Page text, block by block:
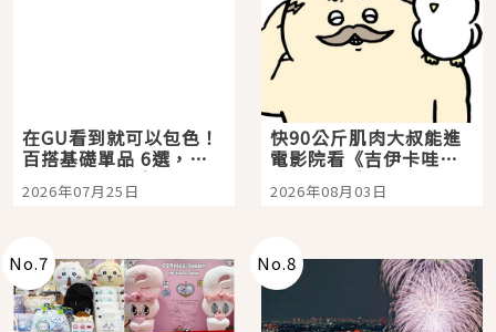
在GU看到就可以包色！
百搭基礎單品 6選，閉
眼全收也不心疼
2026年07月25日
快90公斤肌肉大叔能進
電影院看《吉伊卡哇》
嗎？日本重金屬樂團
「打首」會長與nagano
2026年08月03日
No.7 No.8